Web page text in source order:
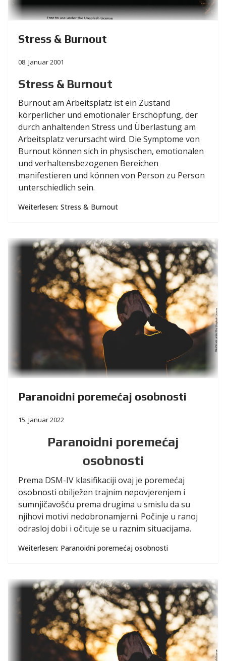
Stress & Burnout
08. Januar 2001
Stress & Burnout
Burnout am Arbeitsplatz ist ein Zustand
körperlicher und emotionaler Erschöpfung, der
durch anhaltenden Stress und Überlastung am
Arbeitsplatz verursacht wird. Die Symptome von
Burnout können sich in physischen, emotionalen
und verhaltensbezogenen Bereichen
manifestieren und können von Person zu Person
unterschiedlich sein.
Weiterlesen: Stress & Burnout
Paranoidni poremećaj osobnosti
15. Januar 2022
Paranoidni poremećaj
osobnosti
Prema DSM-IV klasifikaciji ovaj je poremećaj
osobnosti obilježen trajnim nepovjerenjem i
sumnjičavošću prema drugima u smislu da su
njihovi motivi nedobronamjerni. Počinje u ranoj
odrasloj dobi i očituje se u raznim situacijama.
Weiterlesen: Paranoidni poremećaj osobnosti